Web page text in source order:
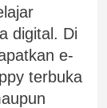
digital. Di
e-
terbuka